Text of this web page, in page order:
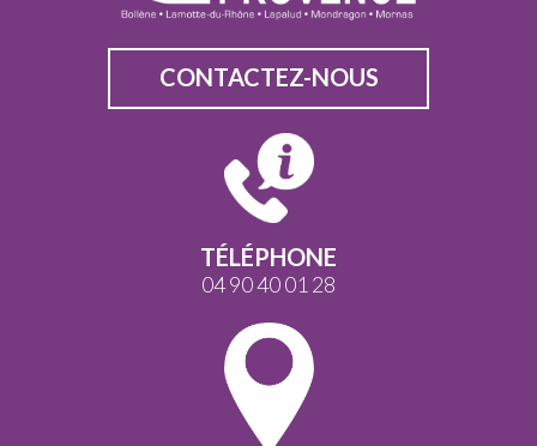
CONTACTEZ-NOUS
TÉLÉPHONE
04 90 40 01 28